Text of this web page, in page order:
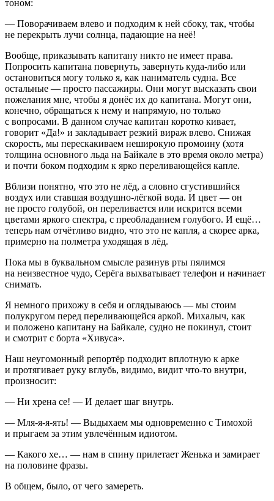
тоном:
— Поворачиваем влево и подходим к ней сбоку, так, чтобы
не перекрыть лучи солнца, падающие на неё!
Вообще, приказывать капитану никто не имеет права.
Попросить капитана повернуть, завернуть куда-либо или
остановиться могу только я, как наниматель судна. Все
остальные — просто пассажиры. Они могут высказать свои
пожелания мне, чтобы я донёс их до капитана. Могут они,
конечно, обращаться к нему и напрямую, но только
с вопросами. В данном случае капитан коротко кивает,
говорит «Да!» и закладывает резкий вираж влево. Снижая
скорость, мы перескакиваем неширокую промоину (хотя
толщина основного льда на Байкале в это время около метра)
и почти боком подходим к ярко переливающейся капле.
Вблизи понятно, что это не лёд, а словно сгустившийся
воздух или ставшая воздушно-лёгкой вода. И цвет — он
не просто голубой, он переливается или искрится всеми
цветами яркого спектра, с преобладанием голубого. И ещё…
теперь нам отчётливо видно, что это не капля, а скорее арка,
примерно на полметра уходящая в лёд.
Пока мы в буквальном смысле разинув рты пялимся
на неизвестное чудо, Серёга выхватывает телефон и начинает
снимать.
Я немного прихожу в себя и оглядываюсь — мы стоим
полукругом перед переливающейся аркой. Михалыч, как
и положено капитану на Байкале, судно не покинул, стоит
и смотрит с борта «Хивуса».
Наш неугомонный репортёр подходит вплотную к арке
и протягивает руку вглубь, видимо, видит что-то внутри,
произносит:
— Ни хрена се! — И делает шаг внутрь.
— Мля-я-я-ять! — Выдыхаем мы одновременно с Тимохой
и прыгаем за этим увлечённым идиотом.
— Какого хе… — нам в спину прилетает Женька и замирает
на половине фразы.
В общем, было, от чего замереть.